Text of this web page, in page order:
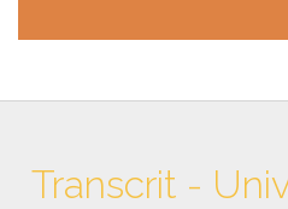
Transcrit -